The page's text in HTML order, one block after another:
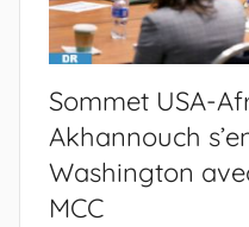
Sommet USA-
Akhannouch
Washington
MCC